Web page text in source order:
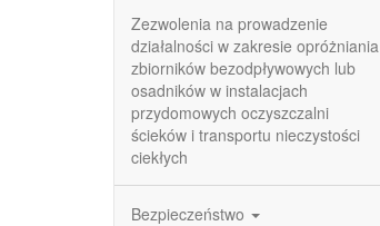
Zezwolenia na prowadzenie
działalności w zakresie opróżniania
zbiorników bezodpływowych lub
osadników w instalacjach
przydomowych oczyszczalni
ścieków i transportu nieczystości
ciekłych
Bezpieczeństwo